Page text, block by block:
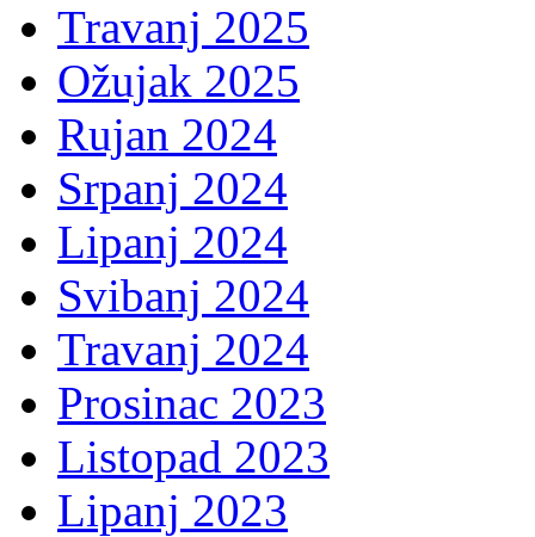
Travanj 2025
Ožujak 2025
Rujan 2024
Srpanj 2024
Lipanj 2024
Svibanj 2024
Travanj 2024
Prosinac 2023
Listopad 2023
Lipanj 2023